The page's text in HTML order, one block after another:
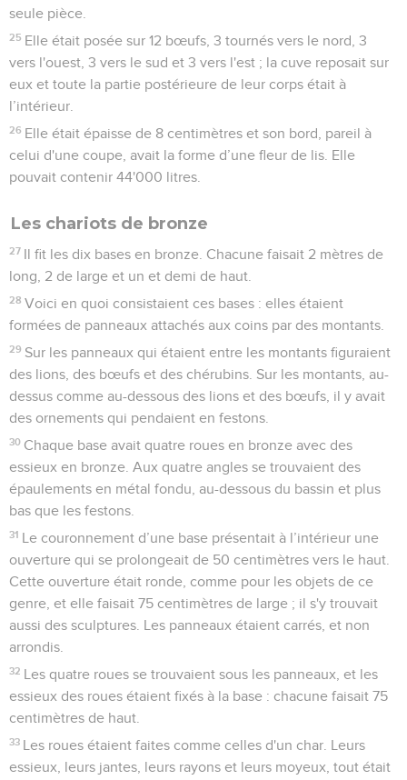
seule pièce.
25 Elle était posée sur 12 bœufs, 3 tournés vers le nord, 3
vers l'ouest, 3 vers le sud et 3 vers l'est ; la cuve reposait sur
eux et toute la partie postérieure de leur corps était à
l’intérieur.
26 Elle était épaisse de 8 centimètres et son bord, pareil à
celui d'une coupe, avait la forme d’une fleur de lis. Elle
pouvait contenir 44'000 litres.
Les chariots de bronze
27 Il fit les dix bases en bronze. Chacune faisait 2 mètres de
long, 2 de large et un et demi de haut.
28 Voici en quoi consistaient ces bases : elles étaient
formées de panneaux attachés aux coins par des montants.
29 Sur les panneaux qui étaient entre les montants figuraient
des lions, des bœufs et des chérubins. Sur les montants, au-
dessus comme au-dessous des lions et des bœufs, il y avait
des ornements qui pendaient en festons.
30 Chaque base avait quatre roues en bronze avec des
essieux en bronze. Aux quatre angles se trouvaient des
épaulements en métal fondu, au-dessous du bassin et plus
bas que les festons.
31 Le couronnement d’une base présentait à l’intérieur une
ouverture qui se prolongeait de 50 centimètres vers le haut.
Cette ouverture était ronde, comme pour les objets de ce
genre, et elle faisait 75 centimètres de large ; il s'y trouvait
aussi des sculptures. Les panneaux étaient carrés, et non
arrondis.
32 Les quatre roues se trouvaient sous les panneaux, et les
essieux des roues étaient fixés à la base : chacune faisait 75
centimètres de haut.
33 Les roues étaient faites comme celles d'un char. Leurs
essieux, leurs jantes, leurs rayons et leurs moyeux, tout était